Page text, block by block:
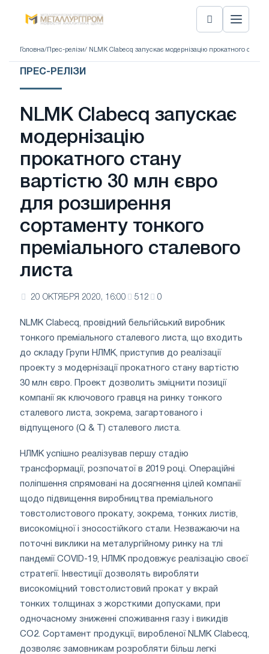
Головна/ Прес-релізи/ NLMK Clabecq запускає модернізацію прокатного
ПРЕС-РЕЛІЗИ
NLMK Clabecq запускає
модернізацію
прокатного стану
вартістю 30 млн євро
для розширення
сортаменту тонкого
преміального сталевого
листа
20 ОКТЯБРЯ 2020, 16:00 512 0
NLMK Clabecq, провідний бельгійський виробник
тонкого преміального сталевого листа, що входить
до складу Групи НЛМК, приступив до реалізації
проекту з модернізації прокатного стану вартістю
30 млн євро. Проект дозволить зміцнити позиції
компанії як ключового гравця на ринку тонкого
сталевого листа, зокрема, загартованого і
відпущеного (Q & T) сталевого листа.
НЛМК успішно реалізував першу стадію
трансформації, розпочатої в 2019 році. Операційні
поліпшення спрямовані на досягнення цілей компанії
щодо підвищення виробництва преміального
товстолистового прокату, зокрема, тонких листів,
високоміцної і зносостійкого стали. Незважаючи на
поточні виклики на металургійному ринку на тлі
пандемії COVID-19, НЛМК продовжує реалізацію своєї
стратегії. Інвестиції дозволять виробляти
високоміцний товстолистовий прокат у вкрай
тонких толщинах з жорсткими допусками, при
одночасному зниженні споживання газу і викидів
CO2. Сортамент продукції, виробленої NLMK Clabecq,
дозволяє замовникам розробляти більш легкі